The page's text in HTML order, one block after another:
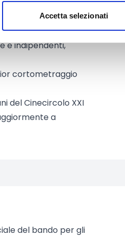
Accetta selezionati
e indipendenti,
cortometraggio
del Cinecircolo XXI
a
del bando per gli